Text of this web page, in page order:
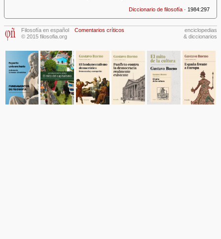
Diccionario de filosofía · 1984:297
Filosofía en español
© 2015 filosofia.org
Comentarios críticos
enciclopedias
& diccionarios